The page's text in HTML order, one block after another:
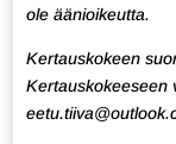
ole äänioikeutta.
Kertauskokeen
Kertauskokeeseen